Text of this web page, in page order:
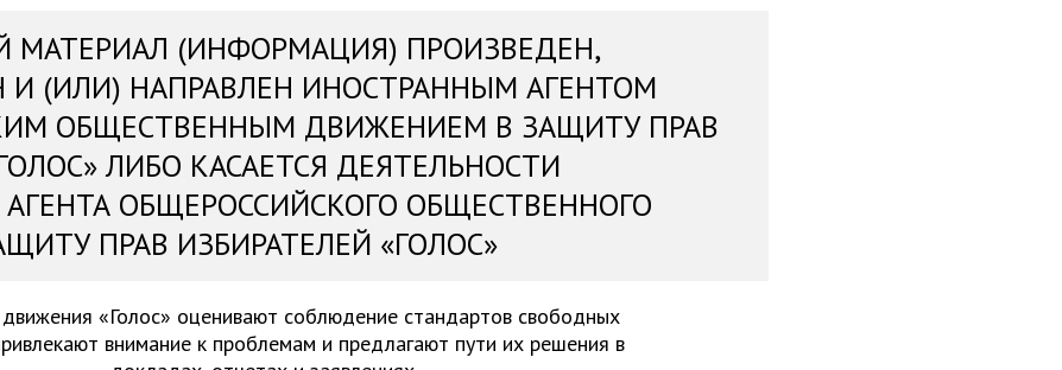
МАТЕРИАЛ (ИНФОРМАЦИЯ) ПРОИЗВЕДЕН,
И (ИЛИ) НАПРАВЛЕН ИНОСТРАННЫМ АГЕНТОМ
ОБЩЕСТВЕННЫМ ДВИЖЕНИЕМ В ЗАЩИТУ ПРАВ
ЛИБО КАСАЕТСЯ ДЕЯТЕЛЬНОСТИ
ОБЩЕРОССИЙСКОГО ОБЩЕСТВЕННОГО
ПРАВ ИЗБИРАТЕЛЕЙ «ГОЛОС»
«Голос» оценивают соблюдение стандартов свободных
внимание к проблемам и предлагают пути их решения в